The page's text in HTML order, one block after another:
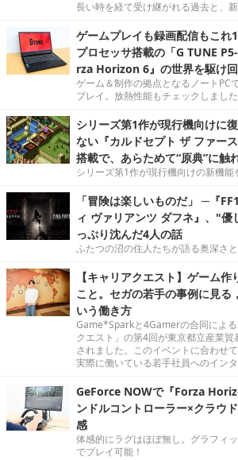
長い時を経て受け継がれる過去と、
ゲームプレイも録画配信もこ
プロセッサ搭載の「G TUNE
rza Horizon 6』の世界を駆け
ゲーム＆制作の拠点となるノートPC
プレイ。放熱性能もチェックしました
シリーズ第1作が現行機向けに
ない『カルドセプト ザ ファー
搭載で、あらためて“原典”に触
シリーズ第1作が現行機向けの新機能
「冒険は楽しいものだ」 ─『
ィ ヴァリアンツ ダフネ』、"優
っぷり沈んだ4人の話
ふたつの沼の住人たちが語る奥深さと
【キャリアクエスト】ゲーム
こと。セガの若手の事例に見る
いう働き方
Game*Sparkと4Gamerの合同によ
クエスト」の第4回が東京都立産業
されました。このイベントに合わせ
実際に働いている若手社員へのイン
GeForce NOWで『Forza
ンドルコントローラー×クラウ
感
体感的にラグはほぼ無し。グラフィ
でプレイ可能！